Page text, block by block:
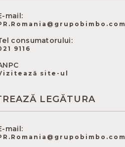
mail:
consumatorului:
9116
site-ul
LEGĂTURA
mail: